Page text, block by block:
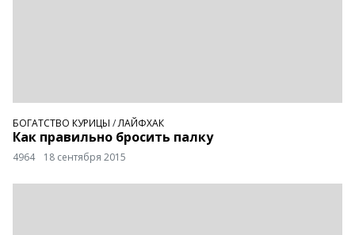
БОГАТСТВО КУРИЦЫ /ЛАЙФХАК
Как правильно бросить палку
4964 18 сентября 2015